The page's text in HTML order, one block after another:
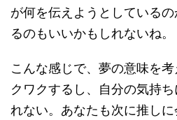
が何を伝えようとしている
るのもいいかもしれないね。
こんな感じで、夢の意味を
クワクするし、自分の気持
れない。あなたも次に推し